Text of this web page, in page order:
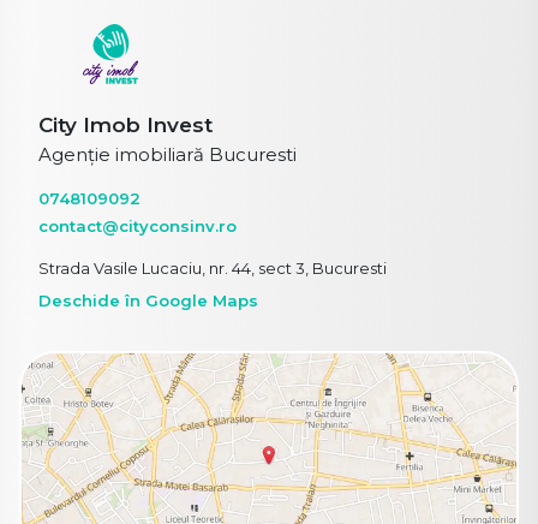
City Imob Invest
Agenție imobiliară Bucuresti
0748109092
contact@cityconsinv.ro
Strada Vasile Lucaciu, nr. 44, sect 3, Bucuresti
Deschide în Google Maps